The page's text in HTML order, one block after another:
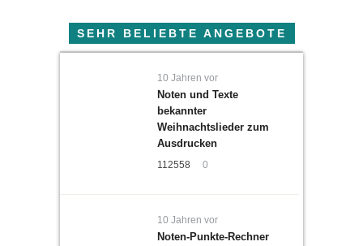
SEHR BELIEBTE ANGEBOTE
10 Jahren vor
Noten und Texte
bekannter
Weihnachtslieder zum
Ausdrucken
112558 0
10 Jahren vor
Noten-Punkte-Rechner